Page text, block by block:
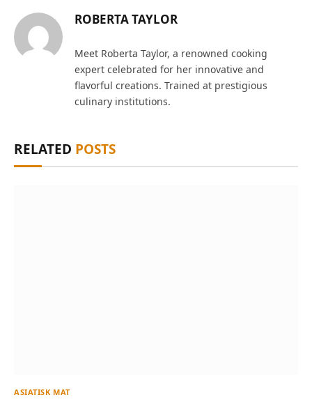
ROBERTA TAYLOR
Meet Roberta Taylor, a renowned cooking
expert celebrated for her innovative and
flavorful creations. Trained at prestigious
culinary institutions.
RELATED POSTS
ASIATISK MAT